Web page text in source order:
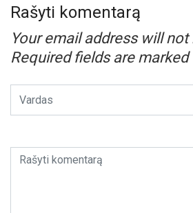
Rašyti komentarą
Your email address will
Required fields are marked